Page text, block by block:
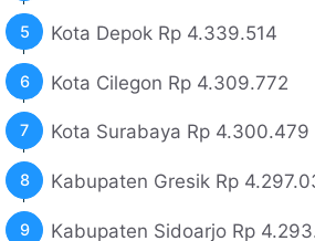
Kota Depok Rp 4.339.514
Kota Cilegon Rp 4.309.772
Kota Surabaya Rp 4.300.479
Kabupaten Gresik Rp
Kabupaten Sidoarjo Rp